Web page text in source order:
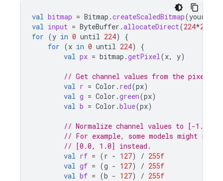
val bitmap = Bitmap .createScaledBitmap(
val input = ByteBuffer .allocateDirect(224*224
for (y in 0 until 224)
{
for (x in 0 until 224)
{
val px = bitmap .getPixel(x, y)
// Get channel values from the pixel
val r = Color . red(px)
val g = Color .green(px)
val b = Color .blue(px)
// Normalize channel values to [-1.0,
// For example, some models might
// [0.0, 1.0] instead.
val rf = (r - 127) / 255f
val gf = (g - 127) / 255f
val bf = (b - 127) / 255f